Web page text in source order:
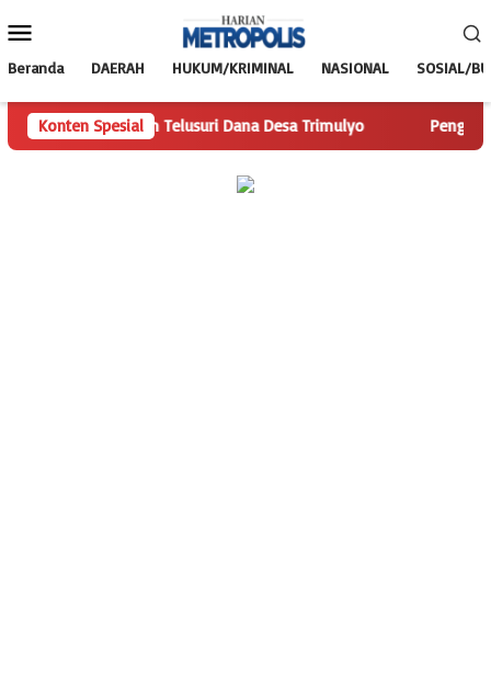
ke
Mobile
Beranda DAERAH HUKUM/KRIMINAL NASIONAL SOSIAL/
Konten SpesialTelusuri Dana Desa Trimulyo